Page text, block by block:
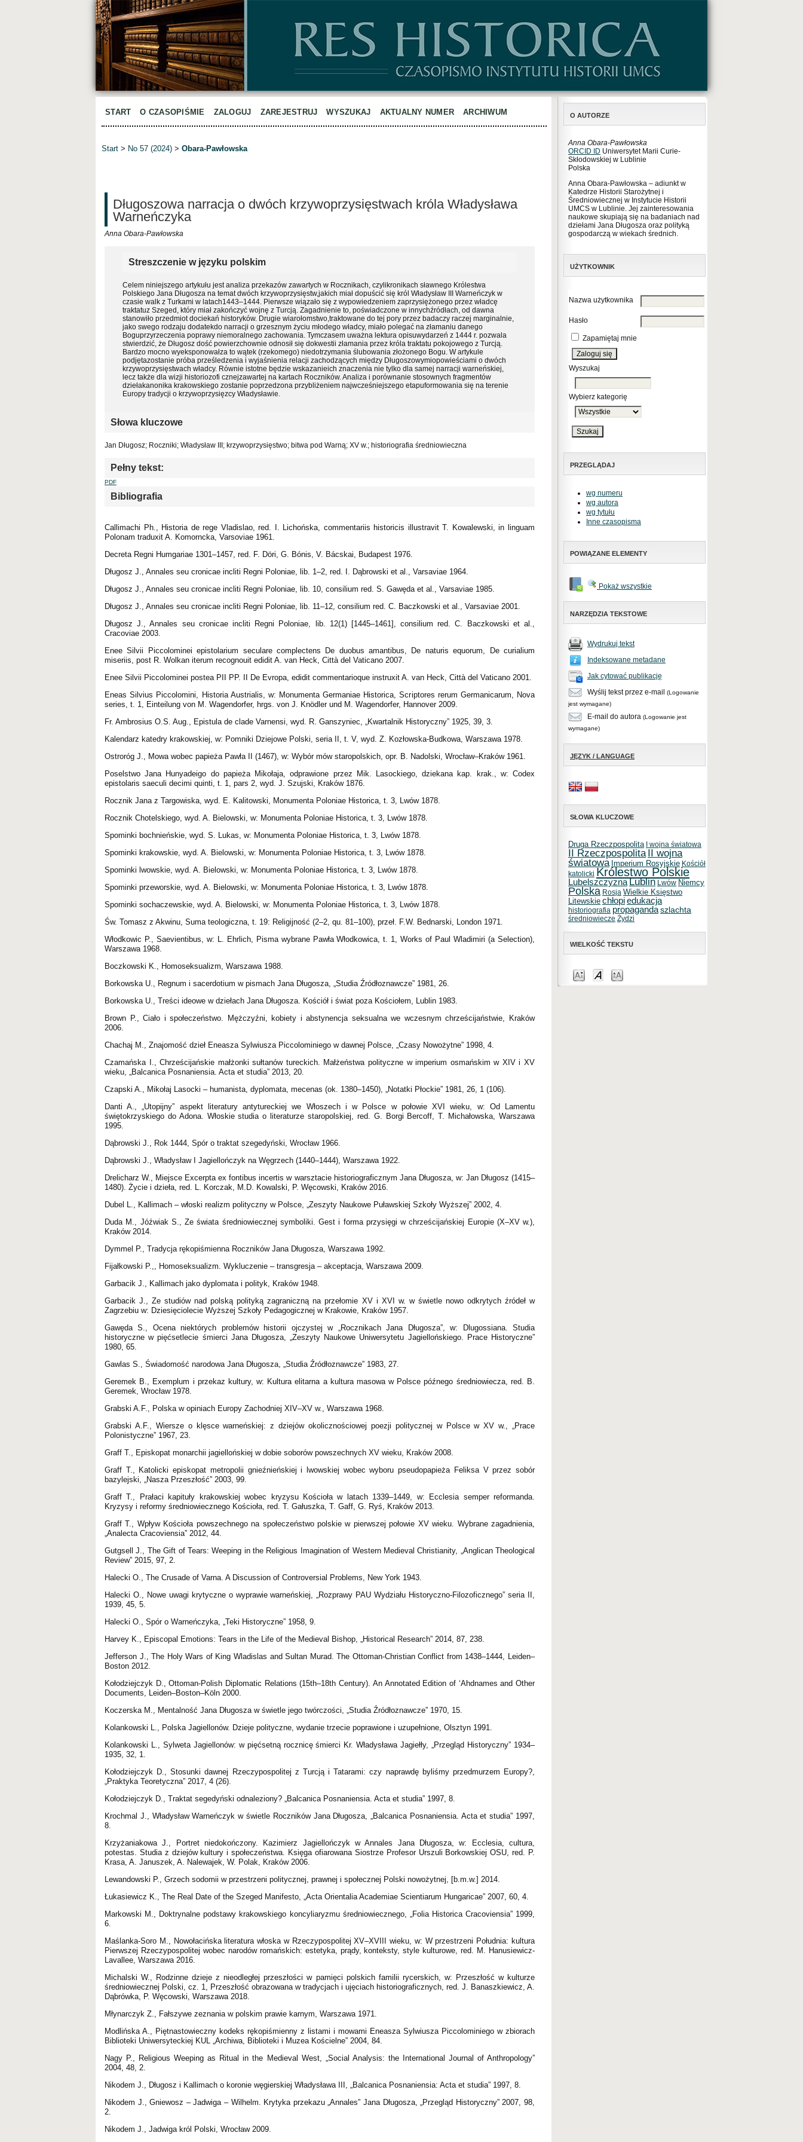
O AUTORZE
Anna Obara-Pawłowska
ORCID ID Uniwersytet Marii Curie-
Skłodowskiej w Lublinie
Polska
Anna Obara-Pawłowska – adiunkt w
Katedrze Historii Starożytnej i
Średniowiecznej w Instytucie Historii
UMCS w Lublinie. Jej zainteresowania
naukowe skupiają się na badaniach nad
dziełami Jana Długosza oraz polityką
gospodarczą w wiekach średnich.
UŻYTKOWNIK
Nazwa użytkownika
Hasło
Zapamiętaj mnie
Wyszukaj
Wybierz kategorię
PRZEGLĄDAJ
wg numeru
wg autora
wg tytułu
Inne czasopisma
POWIĄZANE ELEMENTY
Pokaż wszystkie
NARZĘDZIA TEKSTOWE
Wydrukuj tekst
Indeksowane metadane
Jak cytować publikację
Wyślij tekst przez e-mail
(Logowanie
jest wymagane)
E-mail do autora (Logowanie jest
wymagane)
JĘZYK / LANGUAGE
SŁOWA KLUCZOWE
Druga Rzeczpospolita I wojna światowa
II Rzeczpospolita II wojna
światowa Imperium Rosyjskie Kościół
katolicki Królestwo Polskie
LubelszczyznaLublin Lwów Niemcy
Polska Rosja Wielkie Księstwo
Litewskie chłopiedukacja
historiografia propagandaszlachta
średniowiecze Żydzi
WIELKOŚĆ TEKSTU
START O CZASOPIŚMIE ZALOGUJ ZAREJESTRUJ WYSZUKAJ AKTUALNY NUMER ARCHIWUM
Start > No 57 (2024) > Obara-Pawłowska
Długoszowa narracja o dwóch krzywoprzysięstwach króla Władysława
Warneńczyka
Anna Obara-Pawłowska
Streszczenie w języku polskim
Celem niniejszego artykułu jest analiza przekazów zawartych w Rocznikach, czylikronikach sławnego Królestwa
Polskiego Jana Długosza na temat dwóch krzywoprzysięstw,jakich miał dopuścić się król Władysław III Warneńczyk w
czasie walk z Turkami w latach1443–1444. Pierwsze wiązało się z wypowiedzeniem zaprzysiężonego przez władcę
traktatuz Szeged, który miał zakończyć wojnę z Turcją. Zagadnienie to, poświadczone w innychźródłach, od dawna
stanowiło przedmiot dociekań historyków. Drugie wiarołomstwo,traktowane do tej pory przez badaczy raczej marginalnie,
jako swego rodzaju dodatekdo narracji o grzesznym życiu młodego władcy, miało polegać na złamaniu danego
Boguprzyrzeczenia poprawy niemoralnego zachowania. Tymczasem uważna lektura opisuwydarzeń z 1444 r. pozwala
stwierdzić, że Długosz dość powierzchownie odnosił się dokwestii złamania przez króla traktatu pokojowego z Turcją.
Bardzo mocno wyeksponowałza to wątek (rzekomego) niedotrzymania ślubowania złożonego Bogu. W artykule
podjętazostanie próba prześledzenia i wyjaśnienia relacji zachodzących między Długoszowymiopowieściami o dwóch
krzywoprzysięstwach władcy. Równie istotne będzie wskazanieich znaczenia nie tylko dla samej narracji warneńskiej,
lecz także dla wizji historiozofi cznejzawartej na kartach Roczników. Analiza i porównanie stosownych fragmentów
dziełakanonika krakowskiego zostanie poprzedzona przybliżeniem najwcześniejszego etapuformowania się na terenie
Europy tradycji o krzywoprzysięzcy Władysławie.
Słowa kluczowe
Jan Długosz; Roczniki; Władysław III; krzywoprzysięstwo; bitwa pod Warną; XV w.; historiografia średniowieczna
Pełny tekst:
PDF
Bibliografia
Callimachi Ph., Historia de rege Vladislao, red. I. Lichońska, commentariis historicis illustravit T. Kowalewski, in linguam
Polonam traduxit A. Komorncka, Varsoviae 1961.
Decreta Regni Humgariae 1301–1457, red. F. Döri, G. Bónis, V. Bácskai, Budapest 1976.
Długosz J., Annales seu cronicae incliti Regni Poloniae, lib. 1–2, red. I. Dąbrowski et al., Varsaviae 1964.
Długosz J., Annales seu cronicae incliti Regni Poloniae, lib. 10, consilium red. S. Gawęda et al., Varsaviae 1985.
Długosz J., Annales seu cronicae incliti Regni Poloniae, lib. 11–12, consilium red. C. Baczkowski et al., Varsaviae 2001.
Długosz J., Annales seu cronicae incliti Regni Poloniae, lib. 12(1) [1445–1461], consilium red. C. Baczkowski et al.,
Cracoviae 2003.
Enee Silvii Piccolominei epistolarium seculare complectens De duobus amantibus, De naturis equorum, De curialium
miseriis, post R. Wolkan iterum recognouit edidit A. van Heck, Città del Vaticano 2007.
Enee Silvii Piccolominei postea PII PP. II De Evropa, edidit commentarioque instruxit A. van Heck, Città del Vaticano 2001.
Eneas Silvius Piccolomini, Historia Austrialis, w: Monumenta Germaniae Historica, Scriptores rerum Germanicarum, Nova
series, t. 1, Einteilung von M. Wagendorfer, hrgs. von J. Knödler und M. Wagendorfer, Hannover 2009.
Fr. Ambrosius O.S. Aug., Epistula de clade Varnensi, wyd. R. Ganszyniec, „Kwartalnik Historyczny” 1925, 39, 3.
Kalendarz katedry krakowskiej, w: Pomniki Dziejowe Polski, seria II, t. V, wyd. Z. Kozłowska-Budkowa, Warszawa 1978.
Ostroróg J., Mowa wobec papieża Pawła II (1467), w: Wybór mów staropolskich, opr. B. Nadolski, Wrocław–Kraków 1961.
Poselstwo Jana Hunyadeigo do papieża Mikołaja, odprawione przez Mik. Lasockiego, dziekana kap. krak., w: Codex
epistolaris saeculi decimi quinti, t. 1, pars 2, wyd. J. Szujski, Kraków 1876.
Rocznik Jana z Targowiska, wyd. E. Kalitowski, Monumenta Poloniae Historica, t. 3, Lwów 1878.
Rocznik Chotelskiego, wyd. A. Bielowski, w: Monumenta Poloniae Historica, t. 3, Lwów 1878.
Spominki bochnieńskie, wyd. S. Lukas, w: Monumenta Poloniae Historica, t. 3, Lwów 1878.
Spominki krakowskie, wyd. A. Bielowski, w: Monumenta Poloniae Historica, t. 3, Lwów 1878.
Spominki lwowskie, wyd. A. Bielowski, w: Monumenta Poloniae Historica, t. 3, Lwów 1878.
Spominki przeworskie, wyd. A. Bielowski, w: Monumenta Poloniae Historica, t. 3, Lwów 1878.
Spominki sochaczewskie, wyd. A. Bielowski, w: Monumenta Poloniae Historica, t. 3, Lwów 1878.
Św. Tomasz z Akwinu, Suma teologiczna, t. 19: Religijność (2–2, qu. 81–100), przeł. F.W. Bednarski, London 1971.
Włodkowic P., Saevientibus, w: L. Ehrlich, Pisma wybrane Pawła Włodkowica, t. 1, Works of Paul Wladimiri (a Selection),
Warszawa 1968.
Boczkowski K., Homoseksualizm, Warszawa 1988.
Borkowska U., Regnum i sacerdotium w pismach Jana Długosza, „Studia Źródłoznawcze” 1981, 26.
Borkowska U., Treści ideowe w dziełach Jana Długosza. Kościół i świat poza Kościołem, Lublin 1983.
Brown P., Ciało i społeczeństwo. Mężczyźni, kobiety i abstynencja seksualna we wczesnym chrześcijaństwie, Kraków
2006.
Chachaj M., Znajomość dzieł Eneasza Sylwiusza Piccolominiego w dawnej Polsce, „Czasy Nowożytne” 1998, 4.
Czamańska I., Chrześcijańskie małżonki sułtanów tureckich. Małżeństwa polityczne w imperium osmańskim w XIV i XV
wieku, „Balcanica Posnaniensia. Acta et studia” 2013, 20.
Czapski A., Mikołaj Lasocki – humanista, dyplomata, mecenas (ok. 1380–1450), „Notatki Płockie” 1981, 26, 1 (106).
Danti A., „Utopijny” aspekt literatury antytureckiej we Włoszech i w Polsce w połowie XVI wieku, w: Od Lamentu
świętokrzyskiego do Adona. Włoskie studia o literaturze staropolskiej, red. G. Borgi Bercoff, T. Michałowska, Warszawa
1995.
Dąbrowski J., Rok 1444, Spór o traktat szegedyński, Wrocław 1966.
Dąbrowski J., Władysław I Jagiellończyk na Węgrzech (1440–1444), Warszawa 1922.
Drelicharz W., Miejsce Excerpta ex fontibus incertis w warsztacie historiograficznym Jana Długosza, w: Jan Długosz (1415–
1480). Życie i dzieła, red. L. Korczak, M.D. Kowalski, P. Węcowski, Kraków 2016.
Dubel L., Kallimach – włoski realizm polityczny w Polsce, „Zeszyty Naukowe Puławskiej Szkoły Wyższej” 2002, 4.
Duda M., Jóźwiak S., Ze świata średniowiecznej symboliki. Gest i forma przysięgi w chrześcijańskiej Europie (X–XV w.),
Kraków 2014.
Dymmel P., Tradycja rękopiśmienna Roczników Jana Długosza, Warszawa 1992.
Fijałkowski P.,, Homoseksualizm. Wykluczenie – transgresja – akceptacja, Warszawa 2009.
Garbacik J., Kallimach jako dyplomata i polityk, Kraków 1948.
Garbacik J., Ze studiów nad polską polityką zagraniczną na przełomie XV i XVI w. w świetle nowo odkrytych źródeł w
Zagrzebiu w: Dziesięciolecie Wyższej Szkoły Pedagogicznej w Krakowie, Kraków 1957.
Gawęda S., Ocena niektórych problemów historii ojczystej w „Rocznikach Jana Długosza”, w: Dlugossiana. Studia
historyczne w pięćsetlecie śmierci Jana Długosza, „Zeszyty Naukowe Uniwersytetu Jagiellońskiego. Prace Historyczne”
1980, 65.
Gawlas S., Świadomość narodowa Jana Długosza, „Studia Źródłoznawcze” 1983, 27.
Geremek B., Exemplum i przekaz kultury, w: Kultura elitarna a kultura masowa w Polsce późnego średniowiecza, red. B.
Geremek, Wrocław 1978.
Grabski A.F., Polska w opiniach Europy Zachodniej XIV–XV w., Warszawa 1968.
Grabski A.F., Wiersze o klęsce warneńskiej: z dziejów okolicznościowej poezji politycznej w Polsce w XV w., „Prace
Polonistyczne” 1967, 23.
Graff T., Episkopat monarchii jagiellońskiej w dobie soborów powszechnych XV wieku, Kraków 2008.
Graff T., Katolicki episkopat metropolii gnieźnieńskiej i lwowskiej wobec wyboru pseudopapieża Feliksa V przez sobór
bazylejski, „Nasza Przeszłość” 2003, 99.
Graff T., Prałaci kapituły krakowskiej wobec kryzysu Kościoła w latach 1339–1449, w: Ecclesia semper reformanda.
Kryzysy i reformy średniowiecznego Kościoła, red. T. Gałuszka, T. Gaff, G. Ryś, Kraków 2013.
Graff T., Wpływ Kościoła powszechnego na społeczeństwo polskie w pierwszej połowie XV wieku. Wybrane zagadnienia,
„Analecta Cracoviensia” 2012, 44.
Gutgsell J., The Gift of Tears: Weeping in the Religious Imagination of Western Medieval Christianity, „Anglican Theological
Review” 2015, 97, 2.
Halecki O., The Crusade of Varna. A Discussion of Controversial Problems, New York 1943.
Halecki O., Nowe uwagi krytyczne o wyprawie warneńskiej, „Rozprawy PAU Wydziału Historyczno-Filozoficznego” seria II,
1939, 45, 5.
Halecki O., Spór o Warneńczyka, „Teki Historyczne” 1958, 9.
Harvey K., Episcopal Emotions: Tears in the Life of the Medieval Bishop, „Historical Research” 2014, 87, 238.
Jefferson J., The Holy Wars of King Wladislas and Sultan Murad. The Ottoman-Christian Conflict from 1438–1444, Leiden–
Boston 2012.
Kołodziejczyk D., Ottoman-Polish Diplomatic Relations (15th–18th Century). An Annotated Edition of ‘Ahdnames and Other
Documents, Leiden–Boston–Köln 2000.
Koczerska M., Mentalność Jana Długosza w świetle jego twórczości, „Studia Źródłoznawcze” 1970, 15.
Kolankowski L., Polska Jagiellonów. Dzieje polityczne, wydanie trzecie poprawione i uzupełnione, Olsztyn 1991.
Kolankowski L., Sylweta Jagiellonów: w pięćsetną rocznicę śmierci Kr. Władysława Jagiełły, „Przegląd Historyczny” 1934–
1935, 32, 1.
Kołodziejczyk D., Stosunki dawnej Rzeczypospolitej z Turcją i Tatarami: czy naprawdę byliśmy przedmurzem Europy?,
„Praktyka Teoretyczna” 2017, 4 (26).
Kołodziejczyk D., Traktat segedyński odnaleziony? „Balcanica Posnaniensia. Acta et studia” 1997, 8.
Krochmal J., Władysław Warneńczyk w świetle Roczników Jana Długosza, „Balcanica Posnaniensia. Acta et studia” 1997,
8.
Krzyżaniakowa J., Portret niedokończony. Kazimierz Jagiellończyk w Annales Jana Długosza, w: Ecclesia, cultura,
potestas. Studia z dziejów kultury i społeczeństwa. Księga ofiarowana Siostrze Profesor Urszuli Borkowskiej OSU, red. P.
Krasa, A. Januszek, A. Nalewajek, W. Polak, Kraków 2006.
Lewandowski P., Grzech sodomii w przestrzeni politycznej, prawnej i społecznej Polski nowożytnej, [b.m.w.] 2014.
Łukasiewicz K., The Real Date of the Szeged Manifesto, „Acta Orientalia Academiae Scientiarum Hungaricae” 2007, 60, 4.
Markowski M., Doktrynalne podstawy krakowskiego koncyliaryzmu średniowiecznego, „Folia Historica Cracoviensia” 1999,
6.
Maślanka-Soro M., Nowołacińska literatura włoska w Rzeczypospolitej XV–XVIII wieku, w: W przestrzeni Południa: kultura
Pierwszej Rzeczypospolitej wobec narodów romańskich: estetyka, prądy, konteksty, style kulturowe, red. M. Hanusiewicz-
Lavallee, Warszawa 2016.
Michalski W., Rodzinne dzieje z nieodległej przeszłości w pamięci polskich familii rycerskich, w: Przeszłość w kulturze
średniowiecznej Polski, cz. 1, Przeszłość obrazowana w tradycjach i ujęciach historiograficznych, red. J. Banaszkiewicz, A.
Dąbrówka, P. Węcowski, Warszawa 2018.
Młynarczyk Z., Fałszywe zeznania w polskim prawie karnym, Warszawa 1971.
Modlińska A., Piętnastowieczny kodeks rękopiśmienny z listami i mowami Eneasza Sylwiusza Piccolominiego w zbiorach
Biblioteki Uniwersyteckiej KUL „Archiwa, Biblioteki i Muzea Kościelne” 2004, 84.
Nagy P., Religious Weeping as Ritual in the Medieval West, „Social Analysis: the International Journal of Anthropology”
2004, 48, 2.
Nikodem J., Długosz i Kallimach o koronie węgierskiej Władysława III, „Balcanica Posnaniensia: Acta et studia” 1997, 8.
Nikodem J., Gniewosz – Jadwiga – Wilhelm. Krytyka przekazu „Annales” Jana Długosza, „Przegląd Historyczny” 2007, 98,
2.
Nikodem J., Jadwiga król Polski, Wrocław 2009.